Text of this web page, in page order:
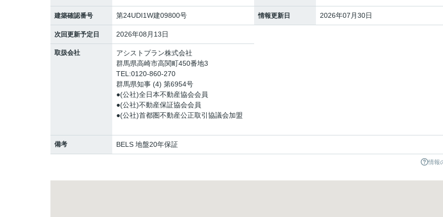
建築確認番号 第24UDI1W建09800号 情報更新日 2026年07月30日
次回更新予定日 2026年08月13日
取扱会社
アシストプラン株式会社
群馬県高崎市高関町450番地3
TEL:0120-860-270
群馬県知事 (4) 第6954号
●(公社)全日本不動産協会会員
●(公社)不動産保証協会会員
●(公社)首都圏不動産公正取引協議会加盟
備考 BELS 地盤20年保証
情報